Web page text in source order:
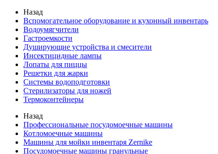
Назад
Вспомогательное оборудование и кухонный инвентарь
Водоумягчители
Гастроемкости
Душирующие устройства и смесители
Инсектицидные лампы
Лопаты для пиццы
Решетки для жарки
Системы водоподготовки
Стерилизаторы для ножей
Термоконтейнеры
Назад
Профессиональные посудомоечные машины
Котломоечные машины
Машины для мойки инвентаря Zernike
Посудомоечные машины гранульные